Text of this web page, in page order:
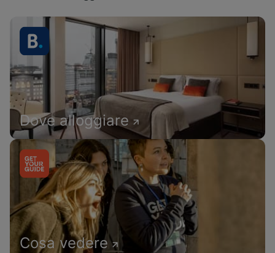
Dove alloggiare
Cosa vedere